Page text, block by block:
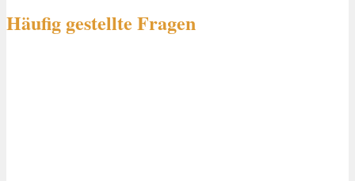
Häufig gestellte Fragen